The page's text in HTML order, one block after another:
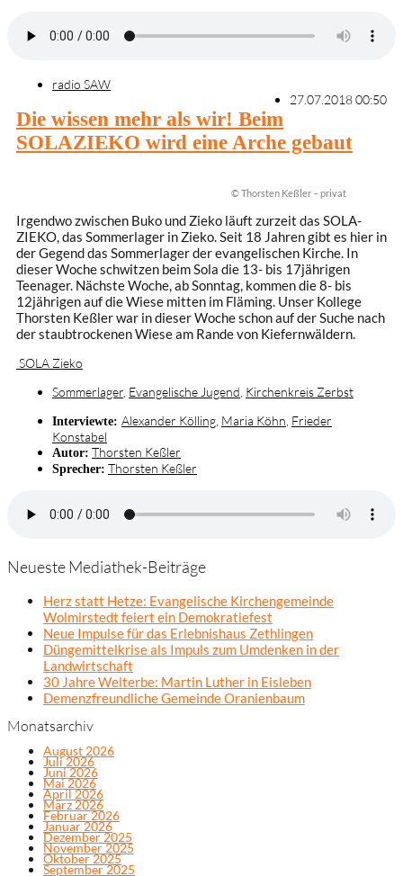
radio SAW
27.07.2018 00:50
Die wissen mehr als wir! Beim
SOLAZIEKO wird eine Arche gebaut
© Thorsten Keßler – privat
Irgendwo zwischen Buko und Zieko läuft zurzeit das SOLA-
ZIEKO, das Sommerlager in Zieko. Seit 18 Jahren gibt es hier in
der Gegend das Sommerlager der evangelischen Kirche. In
dieser Woche schwitzen beim Sola die 13- bis 17jährigen
Teenager. Nächste Woche, ab Sonntag, kommen die 8- bis
12jährigen auf die Wiese mitten im Fläming. Unser Kollege
Thorsten Keßler war in dieser Woche schon auf der Suche nach
der staubtrockenen Wiese am Rande von Kiefernwäldern.
SOLA Zieko
Sommerlager Evangelische Jugend Kirchenkreis Zerbst
Interviewte: Alexander Kölling Maria Köhn Frieder
Konstabel
Autor: Thorsten Keßler
Sprecher: Thorsten Keßler
Neueste Mediathek-Beiträge
Herz statt Hetze: Evangelische Kirchengemeinde
Wolmirstedt feiert ein Demokratiefest
Neue Impulse für das Erlebnishaus Zethlingen
Düngemittelkrise als Impuls zum Umdenken in der
Landwirtschaft
30 Jahre Welterbe: Martin Luther in Eisleben
Demenzfreundliche Gemeinde Oranienbaum
Monatsarchiv
August 2026
Juli 2026
Juni 2026
Mai 2026
April 2026
März 2026
Februar 2026
Januar 2026
Dezember 2025
November 2025
Oktober 2025
September 2025